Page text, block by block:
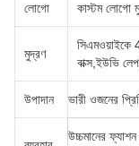
লোগো কাস্টম লোগো
মুদ্রণ
সিএমওয়াইকে
বাক্স,ইউভি
উপাদান ভারী ওজনের
উচ্চমানের